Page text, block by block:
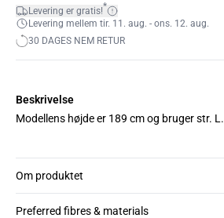
Levering er gratis!*
Levering mellem tir. 11. aug. - ons. 12. aug.
30 DAGES NEM RETUR
Beskrivelse
Modellens højde er 189 cm og bruger str. L.
Om produktet
Preferred fibres & materials